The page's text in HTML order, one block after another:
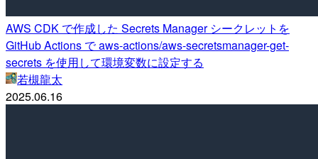
AWS CDK で作成した Secrets Manager シークレットを
GitHub Actions で aws-actions/aws-secretsmanager-get-
secrets を使用して環境変数に設定する
若槻龍太
2025.06.16